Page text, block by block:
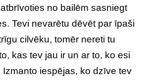
no bailēm sasniegt
Tevi nevarētu dēvēt par īpaši
cilvēku, tomēr nereti tu
kas tev jau ir un ar to, ko esi
Izmanto iespējas, ko dzīve tev